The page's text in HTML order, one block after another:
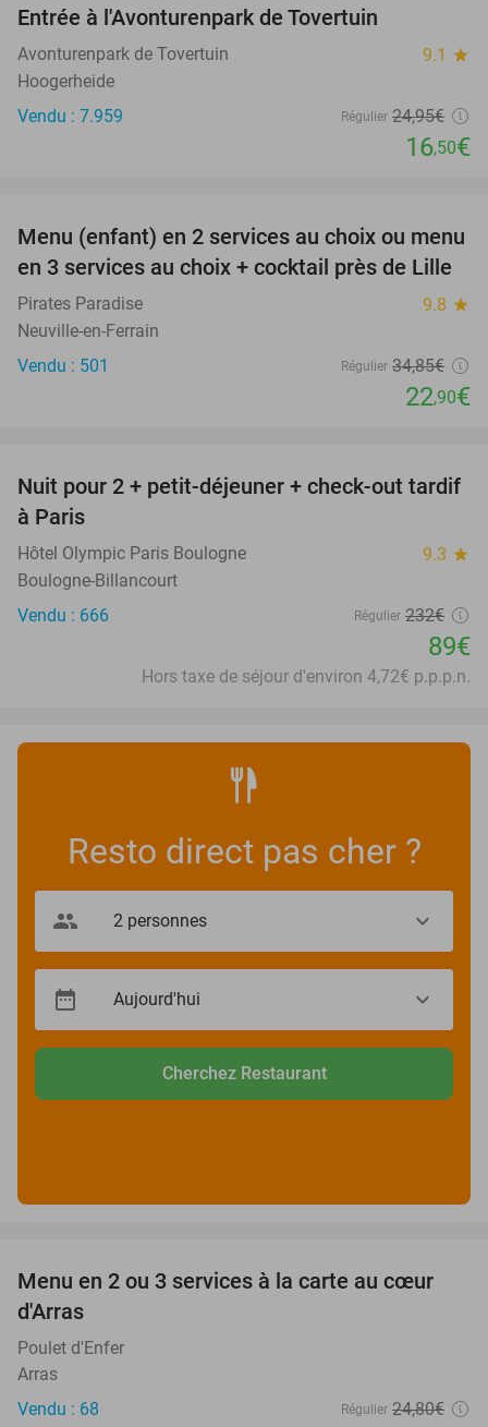
Entrée à l'Avonturenpark de Tovertuin
Avonturenpark de Tovertuin 9.1 star
Hoogerheide
Vendu : 7.959
Régulier 24,95€
16,50€
34%
Menu (enfant) en 2 services au choix ou menu
en 3 services au choix + cocktail près de Lille
Pirates Paradise 9.8 star
Neuville-en-Ferrain
Vendu : 501
Régulier 34,85€
22,90€
62%
Nuit pour 2 + petit-déjeuner + check-out tardif
à Paris
Hôtel Olympic Paris Boulogne 9.3 star
Boulogne-Billancourt
Vendu : 666
Régulier 232€
89€
Hors taxe de séjour d'environ 4,72€ p.p.p.n.
Resto direct pas cher ?
Cherchez Restaurant
32%
Menu en 2 ou 3 services à la carte au cœur
d'Arras
Poulet d'Enfer
Arras
Vendu : 68
Régulier 24,80€